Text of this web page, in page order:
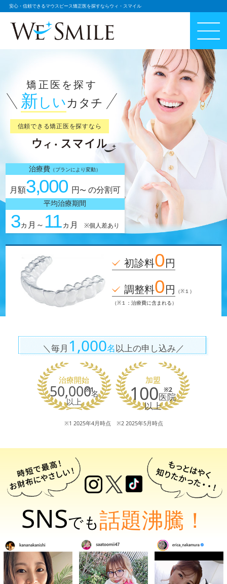
安心・信頼できるマウスピース矯正医を探すならウィ・スマイル
矯正医を探す
新しいカタチ
信頼できる矯正医を探すなら
治療費 （プランにより変動）
月額3,000 円〜 の分割可
平均治療期間
3ヵ月 ～ 11ヵ月 ※個人差あり
初診料0円
調整料0円 （※１）
（※１：治療費に含まれる）
＼毎月1,000名以上の申し込み／
治療開始
50,000名
以上
※1
加盟
100医院
以上
※2
※1 2025年4月時点 ※2 2025年5月時点
SNSでも話題沸騰！